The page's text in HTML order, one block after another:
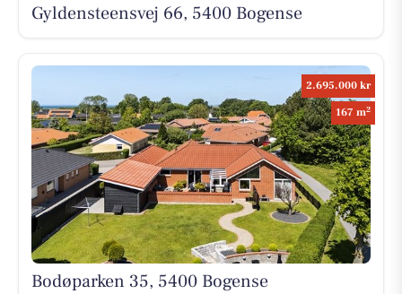
Gyldensteensvej 66, 5400 Bogense
2.695.000 kr
167 m2
Bodøparken 35, 5400 Bogense